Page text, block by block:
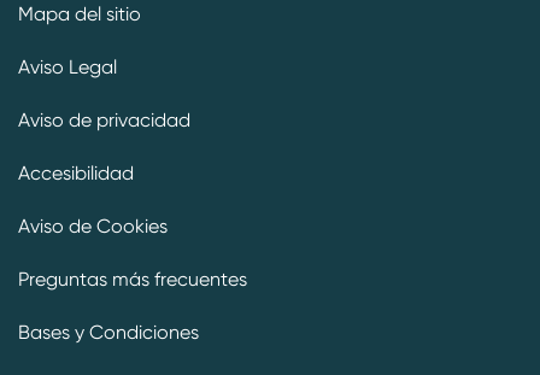
Mapa del sitio
Aviso Legal
Aviso de privacidad
Accesibilidad
Aviso de Cookies
Preguntas más frecuentes
Bases y Condiciones